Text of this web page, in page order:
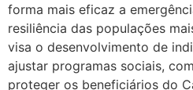
forma mais eficaz a
resiliência das populações
visa o desenvolvimento de
ajustar programas sociais,
proteger os beneficiários do